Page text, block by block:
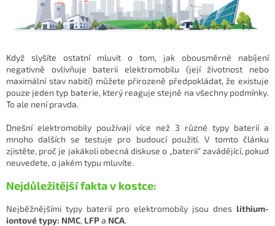
Když slyšíte ostatní mluvit o tom, jak obousměrné nabíjení
negativně ovlivňuje baterii elektromobilu (její životnost nebo
maximální stav nabití) můžete přirozeně předpokládat, že existuje
pouze jeden typ baterie, který reaguje stejně na všechny podmínky.
To ale není pravda.
Dnešní elektromobily používají více než 3 různé typy baterií a
mnoho dalších se testuje pro budoucí použití. V tomto článku
zjistěte, proč je jakákoli obecná diskuse o „baterii“ zavádějící, pokud
neuvedete, o jakém typu mluvíte.
Nejdůležitější fakta v kostce:
Nejběžnějšími typy baterií pro elektromobily jsou dnes lithium-
iontové typy: NMC, LFPa NCA.